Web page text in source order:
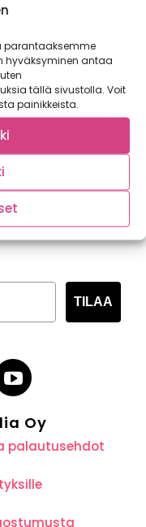
parantaaksemme
hyväksyminen antaa
tällä sivustolla. Voit
painikkeista.
vuotena
uutiskirje
TILAA
Oy
palautusehdot